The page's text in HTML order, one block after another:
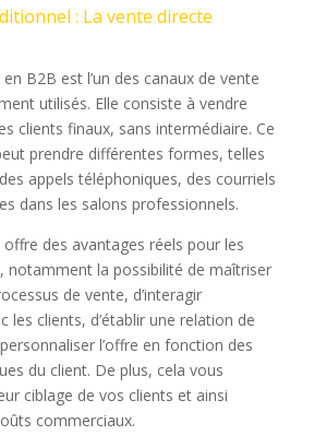
: La vente directe
B2B est l’un des canaux de vente
utilisés. Elle consiste à vendre
clients finaux, sans intermédiaire. Ce
prendre différentes formes, telles
appels téléphoniques, des courriels
dans les salons professionnels.
des avantages réels pour les
notamment la possibilité de maîtriser
de vente, d’interagir
les clients, d’établir une relation de
l’offre en fonction des
du client. De plus, cela vous
ciblage de vos clients et ainsi
commerciaux.